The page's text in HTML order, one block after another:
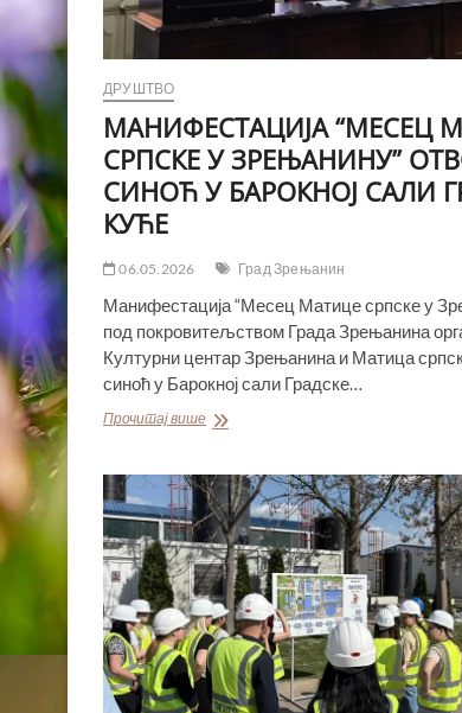
ДРУШТВО
МАНИФЕСТАЦИЈА “МЕСЕЦ
СРПСКЕ У ЗРЕЊАНИНУ”
СИНОЋ У БАРОКНОЈ САЛИ
КУЋЕ
06.05.2026 Град Зрењанин
Манифестација “Месец Матице српске у
под покровитељством Града Зрењанина
Културни центар Зрењанина и Матица
синоћ у Барокној сали Градске…
Прочитај вишеМАНИФЕСТАЦИЈА
СРПСКЕ
У
ЗРЕЊАНИНУ”
ОТВОРЕНА
СИНОЋ
У
БАРОКНОЈ
САЛИ
ГРАДСКЕ
КУЋЕ